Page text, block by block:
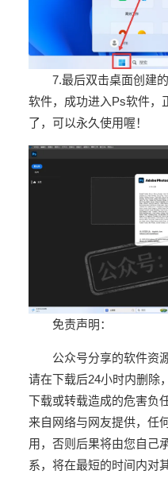
7.最后双击桌面创建
软件，成功进入Ps软件，
了，可以永久使用喔！
免责声明：
公众号分享的软件资
请在下载后24小时内删除
下载或转载造成的危害负
来自网络与网友提供，任
用，否则后果将由您自己承
系，将在最短的时间内对